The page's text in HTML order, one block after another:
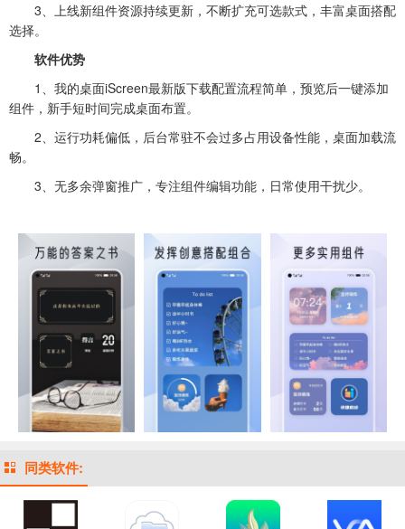
3、上线新组件资源持续更新，不断扩充可选款式，丰富桌面搭配
选择。
软件优势
1、我的桌面iScreen最新版下载配置流程简单，预览后一键添加
组件，新手短时间完成桌面布置。
2、运行功耗偏低，后台常驻不会过多占用设备性能，桌面加载流
畅。
3、无多余弹窗推广，专注组件编辑功能，日常使用干扰少。
同类软件: